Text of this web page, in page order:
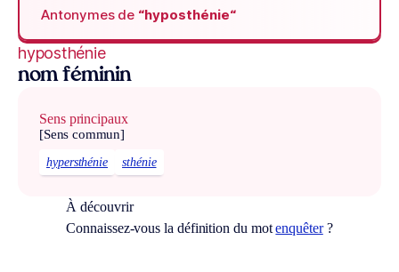
Antonymes de “hyposthénie“
hyposthénie
nom féminin
Sens principaux
[Sens commun]
hypersthénie sthénie
À découvrir
Connaissez-vous la définition du motenquêter?